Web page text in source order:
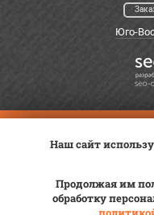
Юго-
© 2012—2026 «Купи
Наш сайт
Продолжая им
обработку